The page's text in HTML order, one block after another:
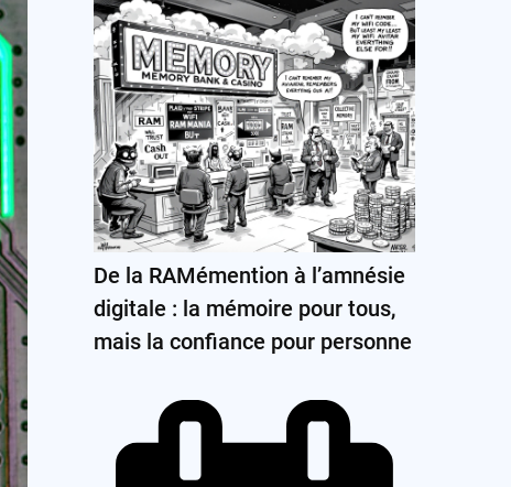
De la RAMémention à l’amnésie
digitale : la mémoire pour tous,
mais la confiance pour personne